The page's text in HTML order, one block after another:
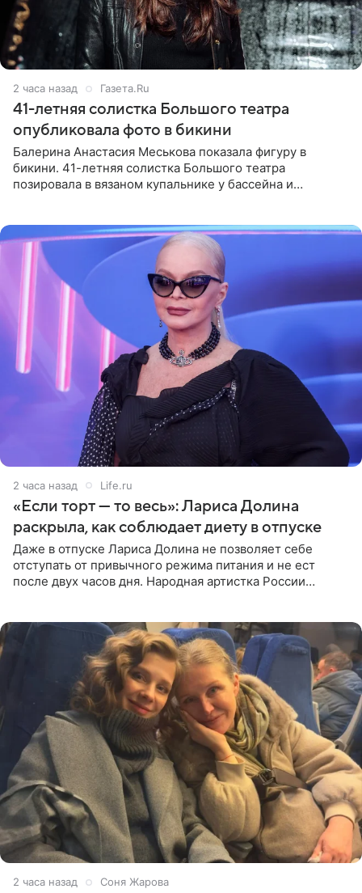
2 часа назад Газета.Ru
41-летняя солистка Большого театра
опубликовала фото в бикини
Балерина Анастасия Меськова показала фигуру в
бикини. 41-летняя солистка Большого театра
позировала в вязаном купальнике у бассейна и
2 часа назад Life.ru
«Если торт — то весь»: Лариса Долина
раскрыла, как соблюдает диету в отпуске
Даже в отпуске Лариса Долина не позволяет себе
отступать от привычного режима питания и не ест
после двух часов дня. Народная артистка России
2 часа назад Соня Жарова